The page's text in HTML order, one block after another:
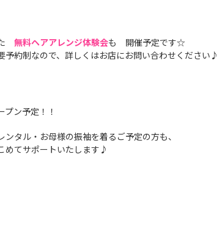
無料ヘアアレンジ体験会も 開催予定です☆
予約制なので、詳しくはお店にお問い合わせください♪
ン予定！！
タル・お母様の振袖を着るご予定の方も、
めてサポートいたします♪